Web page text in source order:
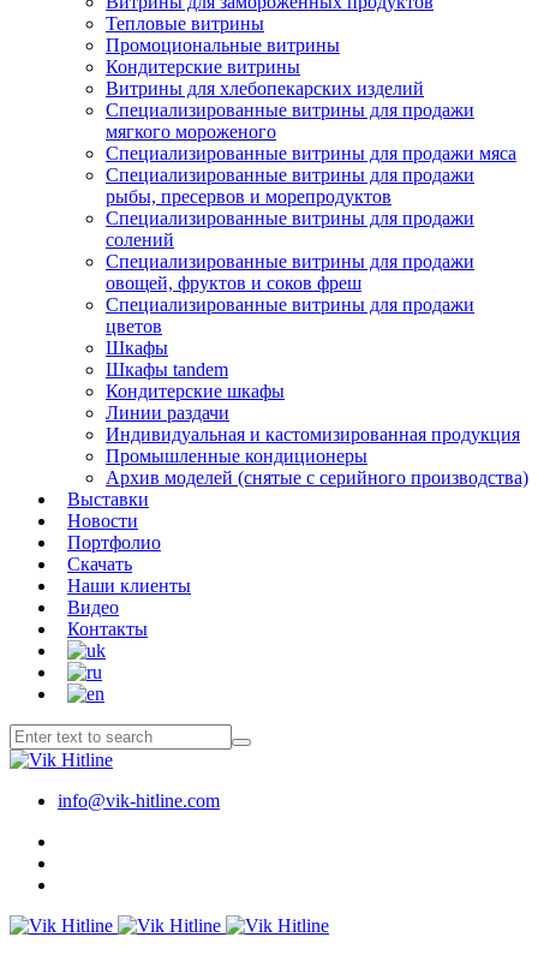
Тепловые витрины
Промоциональные витрины
Кондитерские витрины
Витрины для хлебопекарских изделий
Специализированные витрины для продажи
мягкого мороженого
Специализированные витрины для продажи мяса
Специализированные витрины для продажи
рыбы, пресервов и морепродуктов
Специализированные витрины для продажи
солений
Специализированные витрины для продажи
овощей, фруктов и соков фреш
Специализированные витрины для продажи
цветов
Шкафы
Шкафы tandem
Кондитерские шкафы
Линии раздачи
Индивидуальная и кастомизированная продукция
Промышленные кондиционеры
Архив моделей (снятые с серийного производства)
Выставки
Новости
Портфолио
Скачать
Наши клиенты
Видео
Контакты
info@vik-hitline.com